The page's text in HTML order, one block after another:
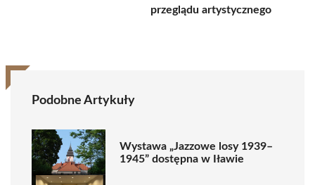
przeglądu artystycznego
Podobne Artykuły
Wystawa „Jazzowe losy 1939–
1945” dostępna w Iławie